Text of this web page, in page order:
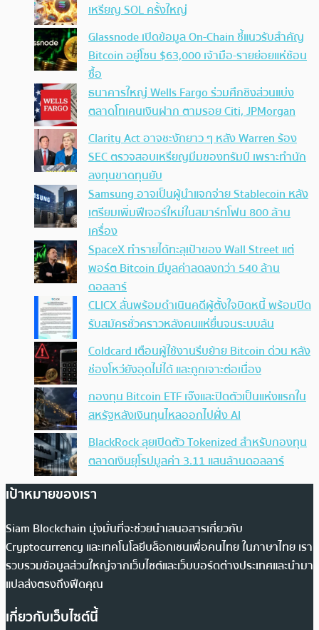
เหรียญ SOL ครั้งใหญ่
Glassnode เปิดข้อมูล On-Chain ชี้แนวรับสำคัญ
Bitcoin อยู่โซน $63,000 เจ้ามือ-รายย่อยแห่ช้อน
ซื้อ
ธนาคารใหญ่ Wells Fargo ร่วมศึกชิงส่วนแบ่ง
ตลาดโทเคนเงินฝาก ตามรอย Citi, JPMorgan
Clarity Act อาจชะงักยาว ๆ หลัง Warren ร้อง
SEC ตรวจสอบเหรียญมีมของทรัมป์ เพราะทำนัก
ลงทุนขาดทุนยับ
Samsung อาจเป็นผู้นำแจกจ่าย Stablecoin หลัง
เตรียมเพิ่มฟีเจอร์ใหม่ในสมาร์ทโฟน 800 ล้าน
เครื่อง
SpaceX ทำรายได้ทะลุเป้าของ Wall Street แต่
พอร์ต Bitcoin มีมูลค่าลดลงกว่า 540 ล้าน
ดอลลาร์
CLICX ลั่นพร้อมดำเนินคดีผู้ตั้งใจบิดหนี้ พร้อมปิด
รับสมัครชั่วคราวหลังคนแห่ยื่นจนระบบล้น
Coldcard เตือนผู้ใช้งานรีบย้าย Bitcoin ด่วน หลัง
ช่องโหว่ยังอุดไม่ได้ และถูกเจาะต่อเนื่อง
กองทุน Bitcoin ETF เจ๊งและปิดตัวเป็นแห่งแรกใน
สหรัฐหลังเงินทุนไหลออกไปฝั่ง AI
BlackRock ลุยเปิดตัว Tokenized สำหรับกองทุน
ตลาดเงินยุโรปมูลค่า 3.11 แสนล้านดอลลาร์
เป้าหมายของเรา
Siam Blockchain มุ่งมั่นที่จะช่วยนำเสนอสารเกี่ยวกับ
Cryptocurrency และเทคโนโลยีบล็อกเชนเพื่อคนไทย ในภาษาไทย เรา
รวบรวมข้อมูลส่วนใหญ่จากเว็บไซต์และเว็บบอร์ดต่างประเทศและนำมา
แปลส่งตรงถึงฟีดคุณ
เกี่ยวกับเว็บไซต์นี้